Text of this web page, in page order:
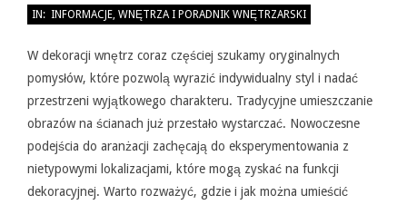
2026-
31
IN: INFORMACJE WNĘTRZA I PORADNIK WNĘTRZARSKI
W dekoracji wnętrz coraz częściej szukamy oryginalnych
pomysłów, które pozwolą wyrazić indywidualny styl i nadać
przestrzeni wyjątkowego charakteru. Tradycyjne umieszczanie
obrazów na ścianach już przestało wystarczać. Nowoczesne
podejścia do aranżacji zachęcają do eksperymentowania z
nietypowymi lokalizacjami, które mogą zyskać na funkcji
dekoracyjnej. Warto rozważyć, gdzie i jak można umieścić